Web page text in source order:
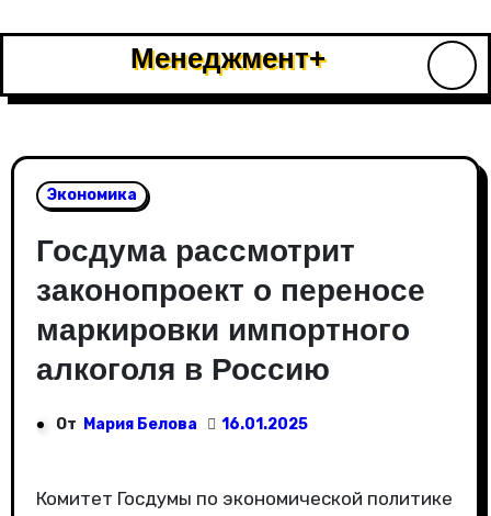
Менеджмент+
Экономика
Госдума рассмотрит
законопроект о переносе
маркировки импортного
алкоголя в Россию
От Мария Белова 16.01.2025
Комитет Госдумы по экономической политике